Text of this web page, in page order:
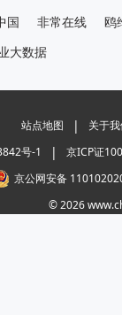
国 非常在线 鸥
大数据
站点地图 | 关于
号-1
| 京ICP证
京公网安备
© 2026